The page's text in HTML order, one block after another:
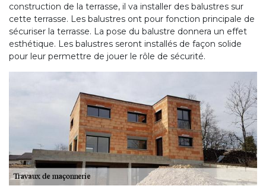
construction de la terrasse, il va installer des balustres sur
cette terrasse. Les balustres ont pour fonction principale de
sécuriser la terrasse. La pose du balustre donnera un effet
esthétique. Les balustres seront installés de façon solide
pour leur permettre de jouer le rôle de sécurité.